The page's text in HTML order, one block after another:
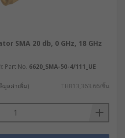
SMA 20 db, 0 GHz, 18 GHz
Part No. 6620_SMA-50-4/111_UE
มูลค่าเพิ่ม) THB13,363.66/ชิ้น